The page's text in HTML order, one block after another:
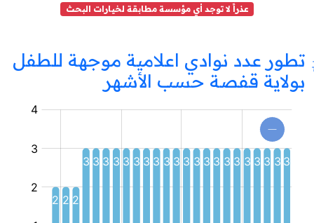
عذراً لا توجد أي مؤسسة مطابقة لخيارات البحث
تطور عدد نوادي اعلامية موجهة للطفل
بولاية قفصة حسب الأشهر
للطفل